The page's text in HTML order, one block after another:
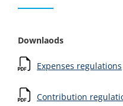
Downlaods
Expenses regulations
Contribution